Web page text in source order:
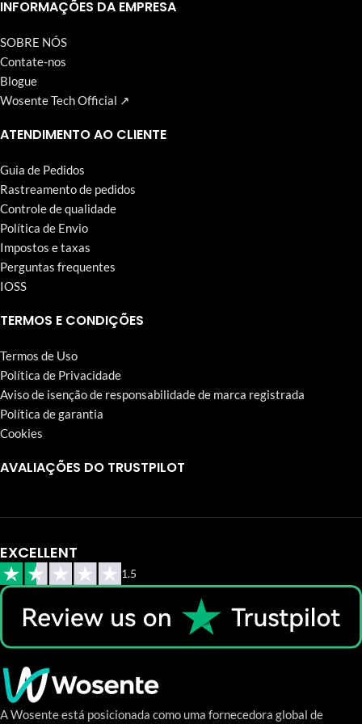
Wosente-tech vem perseguindo incansavelmente.
INFORMAÇÕES DA EMPRESA
SOBRE NÓS
Contate-nos
Blogue
Wosente Tech Official ↗
ATENDIMENTO AO CLIENTE
Guia de Pedidos
Rastreamento de pedidos
Controle de qualidade
Política de Envio
Impostos e taxas
Perguntas frequentes
IOSS
TERMOS E CONDIÇÕES
Termos de Uso
Política de Privacidade
Aviso de isenção de responsabilidade de marca registrada
Política de garantia
Cookies
AVALIAÇÕES DO TRUSTPILOT
EXCELLENT
1.5
A Wosente está posicionada como uma fornecedora global de